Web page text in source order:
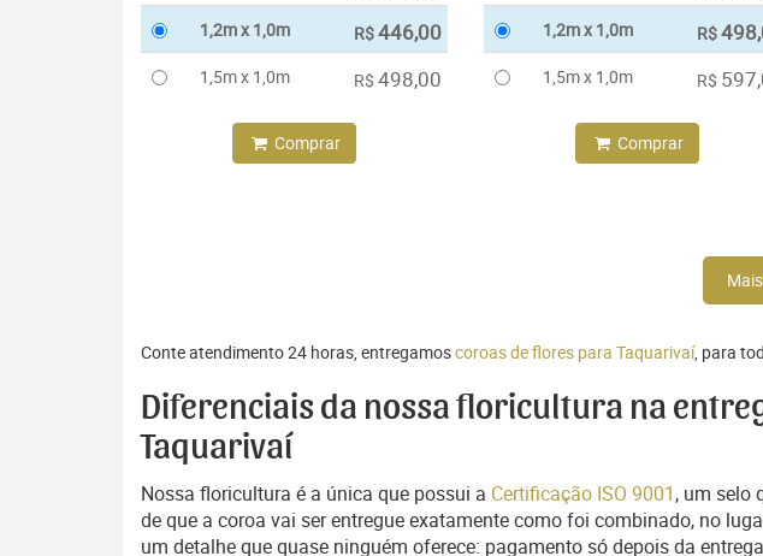
1,2m x 1,0m R$446,00
1,5m x 1,0m R$ 498,00
Comprar
1,2m x 1,0m R$
1,5m x 1,0m R$
Comprar
Conte atendimento 24 horas, entregamoscoroas de flores para Taquarivaí, para
Diferenciais da nossa floricultura na
Taquarivaí
Nossa floricultura é a única que possui a Certificação ISO 9001, um selo
de que a coroa vai ser entregue exatamente como foi combinado, no
um detalhe que quase ninguém oferece: pagamento só depois da